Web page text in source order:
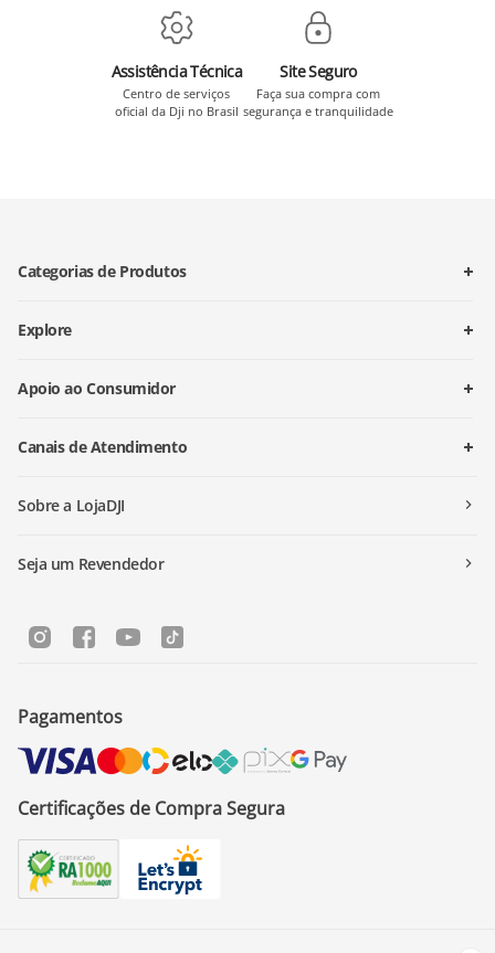
Assistência Técnica
Centro de serviços
oficial da Dji no Brasil
Site Seguro
Faça sua compra com
segurança e tranquilidade
Categorias de Produtos
Explore
Apoio ao Consumidor
Canais de Atendimento
Sobre a LojaDJI
Seja um Revendedor
Pagamentos
Certificações de Compra Segura